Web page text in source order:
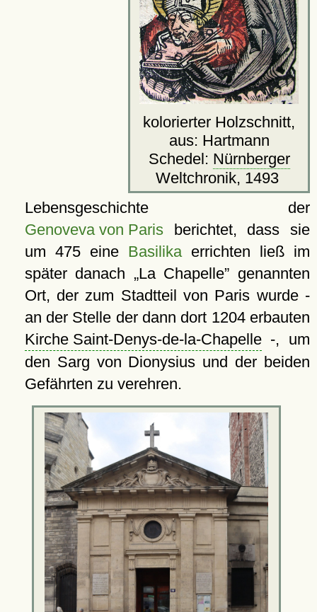
kolorierter Holzschnitt,
aus: Hartmann
Schedel: Nürnberger
Weltchronik, 1493
Lebensgeschichte der
Genoveva von Parisberichtet, dass sie
um 475 eine Basilikaerrichten ließ im
später danach
La Chapelle
genannten
Ort, der zum Stadtteil von Paris wurde -
an der Stelle der dann dort 1204 erbauten
Kirche Saint-Denys-de-la-Chapelle-, um
den Sarg von Dionysius und der beiden
Gefährten zu verehren.